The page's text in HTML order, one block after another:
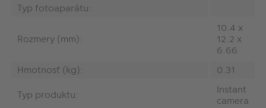
Typ fotoaparátu:
Rozmery (mm):
10.4 x
12.2 x
6.66
Hmotnosť (kg):
0.31
Typ produktu:
Instant
camera